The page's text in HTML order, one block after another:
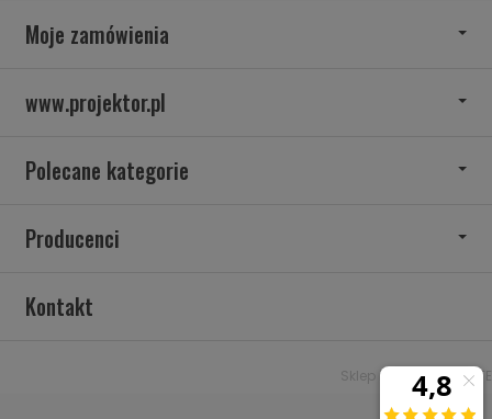
Moje zamówienia
www.projektor.pl
Polecane kategorie
Producenci
Kontakt
Sklep internetowy SOTE